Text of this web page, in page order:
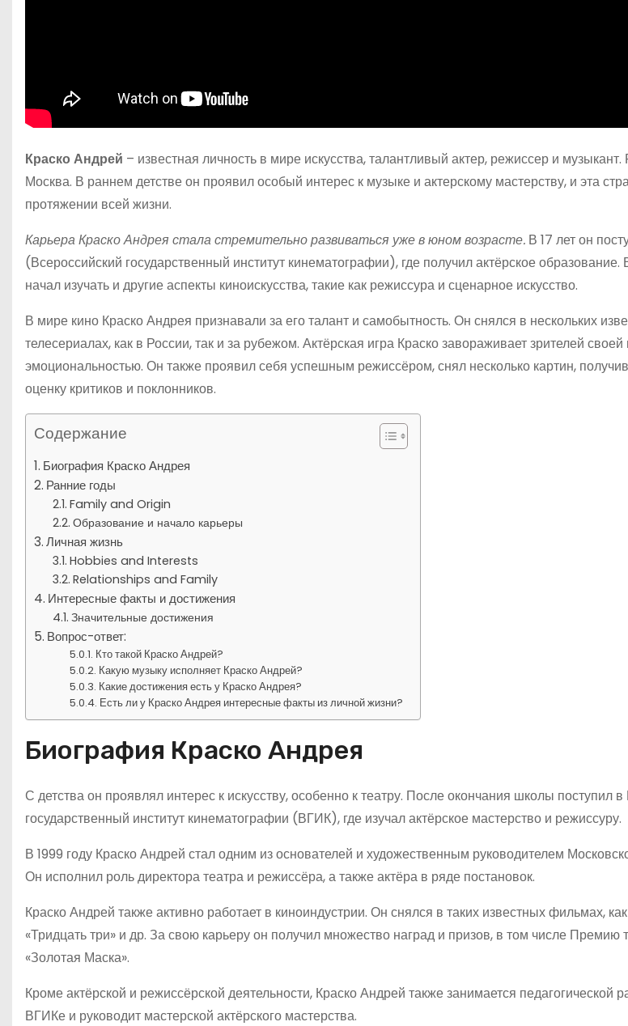
Краско Андрей – известная личность в мире искусства, талантливый актер, режиссер и
Москва. В раннем детстве он проявил особый интерес к музыке и актерскому мастерству, и эта
протяжении всей жизни.
Карьера Краско Андрея стала стремительно развиваться уже в юном возрасте. В 17 лет он
(Всероссийский государственный институт кинематографии), где получил актёрское
начал изучать и другие аспекты киноискусства, такие как режиссура и сценарное искусство.
В мире кино Краско Андрея признавали за его талант и самобытность. Он снялся в нескольких
телесериалах, как в России, так и за рубежом. Актёрская игра Краско завораживает зрителей
эмоциональностью. Он также проявил себя успешным режиссёром, снял несколько картин,
оценку критиков и поклонников.
Содержание
Биография Краско Андрея
Ранние годы
Family and Origin
Образование и начало карьеры
Личная жизнь
Hobbies and Interests
Relationships and Family
Интересные факты и достижения
Значительные достижения
Вопрос-ответ:
Кто такой Краско Андрей?
Какую музыку исполняет Краско Андрей?
Какие достижения есть у Краско Андрея?
Есть ли у Краско Андрея интересные факты из личной жизни?
Биография Краско Андрея
С детства он проявлял интерес к искусству, особенно к театру. После окончания школы поступил
государственный институт кинематографии (ВГИК), где изучал актёрское мастерство и режиссуру.
В 1999 году Краско Андрей стал одним из основателей и художественным руководителем
Он исполнил роль директора театра и режиссёра, а также актёра в ряде постановок.
Краско Андрей также активно работает в киноиндустрии. Он снялся в таких известных фильмах,
«Тридцать три» и др. За свою карьеру он получил множество наград и призов, в том числе Премию
«Золотая Маска».
Кроме актёрской и режиссёрской деятельности, Краско Андрей также занимается педагогической
ВГИКе и руководит мастерской актёрского мастерства.